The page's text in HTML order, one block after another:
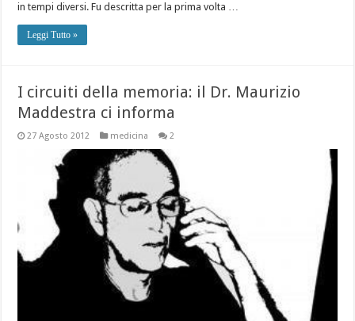
in tempi diversi. Fu descritta per la prima volta …
Leggi Tutto »
I circuiti della memoria: il Dr. Maurizio
Maddestra ci informa
27 Agosto 2012 medicina 2